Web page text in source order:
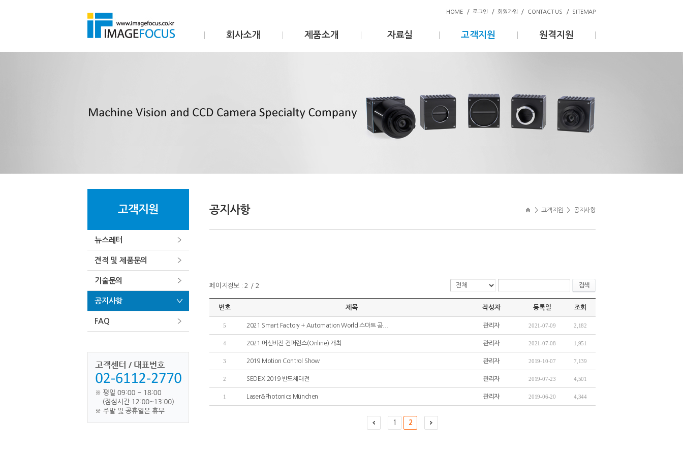
HOME / 로그인 / 회원가입 / CONTACT US / SITEMAP
회사소개 제품소개 자료실 고객지원 원격지원
고객지원
뉴스레터
견적 및 제품문의
기술문의
공지사항
FAQ
공지사항 > 고객지원 > 공지사항
페이지정보 : 2 / 2 검색
번호 제목 작성자 등록일 조회
5 2021 Smart Factory + Automation World 스마트 공... 관리자 2021-07-09 2,182
4 2021 머신비전 컨퍼런스(Online) 개최 관리자 2021-07-08 1,951
3 2019 Motion Control Show 관리자 2019-10-07 7,139
2 SEDEX 2019 반도체대전 관리자 2019-07-23 4,501
1 Laser&Photonics München 관리자 2019-06-20 4,344
1 2